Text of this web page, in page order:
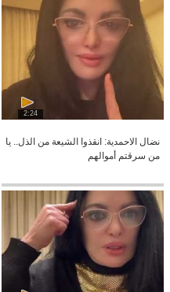
2:24
نضال الاحمدية: انقذوا الشيعة من الذل.. يا
من سرقتم أموالهم